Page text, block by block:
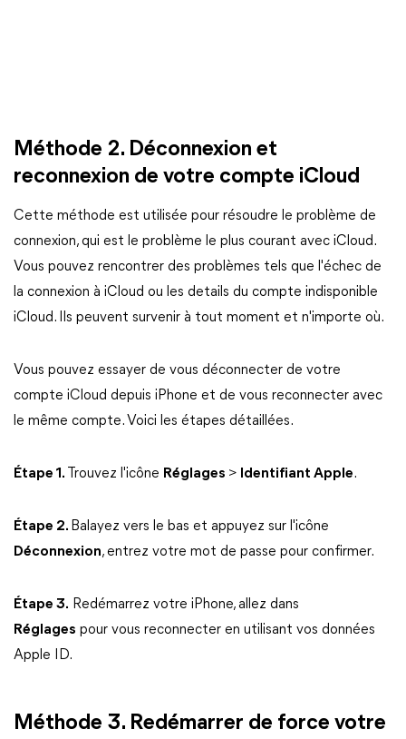
Méthode 2. Déconnexion et
reconnexion de votre compte iCloud
Cette méthode est utilisée pour résoudre le problème de
connexion, qui est le problème le plus courant avec iCloud.
Vous pouvez rencontrer des problèmes tels que l'échec de
la connexion à iCloud ou les details du compte indisponible
iCloud. Ils peuvent survenir à tout moment et n'importe où.
Vous pouvez essayer de vous déconnecter de votre
compte iCloud depuis iPhone et de vous reconnecter avec
le même compte. Voici les étapes détaillées.
Étape 1. Trouvez l'icône Réglages > Identifiant Apple.
Étape 2. Balayez vers le bas et appuyez sur l'icône
Déconnexion, entrez votre mot de passe pour confirmer.
Étape 3. Redémarrez votre iPhone, allez dans
Réglages pour vous reconnecter en utilisant vos données
Apple ID.
Méthode 3. Redémarrer de force votre